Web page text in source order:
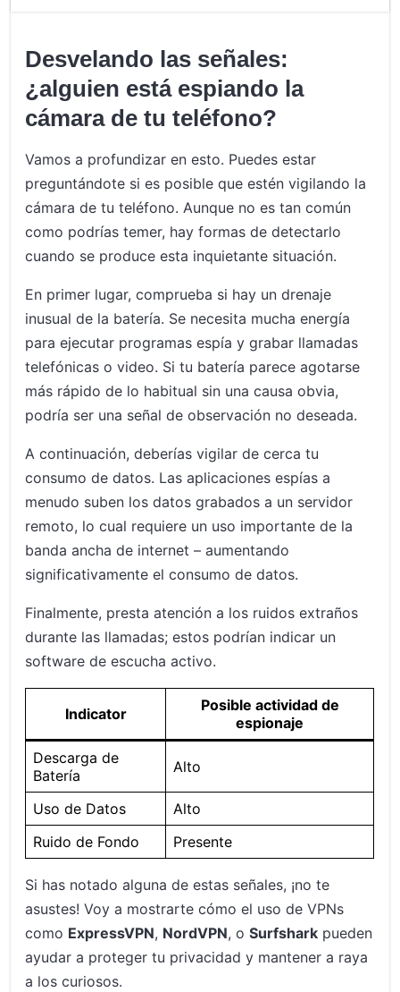
Desvelando las señales:
¿alguien está espiando la
cámara de tu teléfono?
Vamos a profundizar en esto. Puedes estar
preguntándote si es posible que estén vigilando la
cámara de tu teléfono. Aunque no es tan común
como podrías temer, hay formas de detectarlo
cuando se produce esta inquietante situación.
En primer lugar, comprueba si hay un drenaje
inusual de la batería. Se necesita mucha energía
para ejecutar programas espía y grabar llamadas
telefónicas o video. Si tu batería parece agotarse
más rápido de lo habitual sin una causa obvia,
podría ser una señal de observación no deseada.
A continuación, deberías vigilar de cerca tu
consumo de datos. Las aplicaciones espías a
menudo suben los datos grabados a un servidor
remoto, lo cual requiere un uso importante de la
banda ancha de internet – aumentando
significativamente el consumo de datos.
Finalmente, presta atención a los ruidos extraños
durante las llamadas; estos podrían indicar un
software de escucha activo.
Indicator
Posible actividad de
espionaje
Descarga de
Batería
Alto
Uso de Datos
Alto
Ruido de Fondo
Presente
Si has notado alguna de estas señales, ¡no te
asustes! Voy a mostrarte cómo el uso de VPNs
como ExpressVPN, NordVPN, oSurfshark pueden
ayudar a proteger tu privacidad y mantener a raya
a los curiosos.